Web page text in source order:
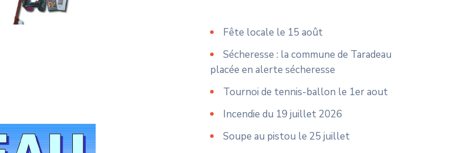
Fête locale le 15 août
Sécheresse : la commune de Taradeau
placée en alerte sécheresse
Tournoi de tennis-ballon le 1er aout
Incendie du 19 juillet 2026
Soupe au pistou le 25 juillet